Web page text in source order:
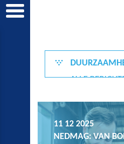
ALLE
GROENE
11 12 2025
NEDMAG: VAN